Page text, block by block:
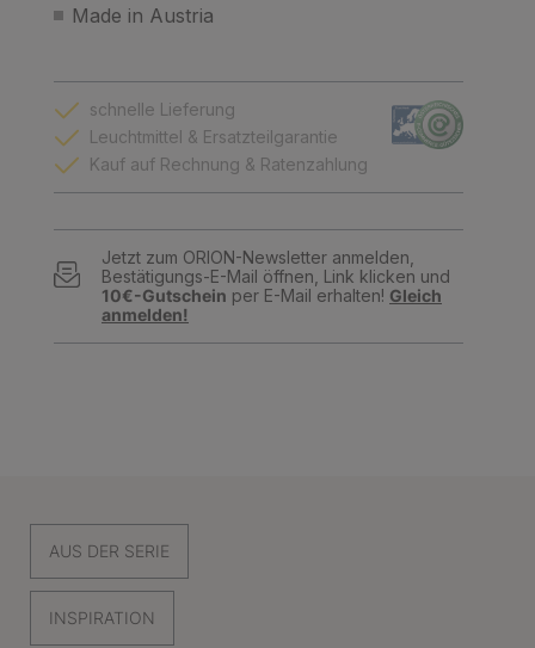
Made in Austria
schnelle Lieferung
Leuchtmittel & Ersatzteilgarantie
Kauf auf Rechnung & Ratenzahlung
Jetzt zum ORION-Newsletter anmelden,
Bestätigungs-E-Mail öffnen, Link klicken und
10€-Gutschein per E-Mail erhalten! Gleich
anmelden!
AUS DER SERIE
INSPIRATION